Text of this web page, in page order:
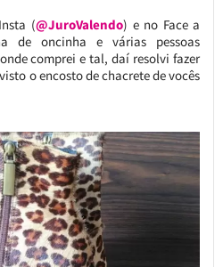
(@JuroValendo) e no Face a
de oncinha e várias pessoas
comprei e tal, daí resolvi fazer
o encosto de chacrete de vocês